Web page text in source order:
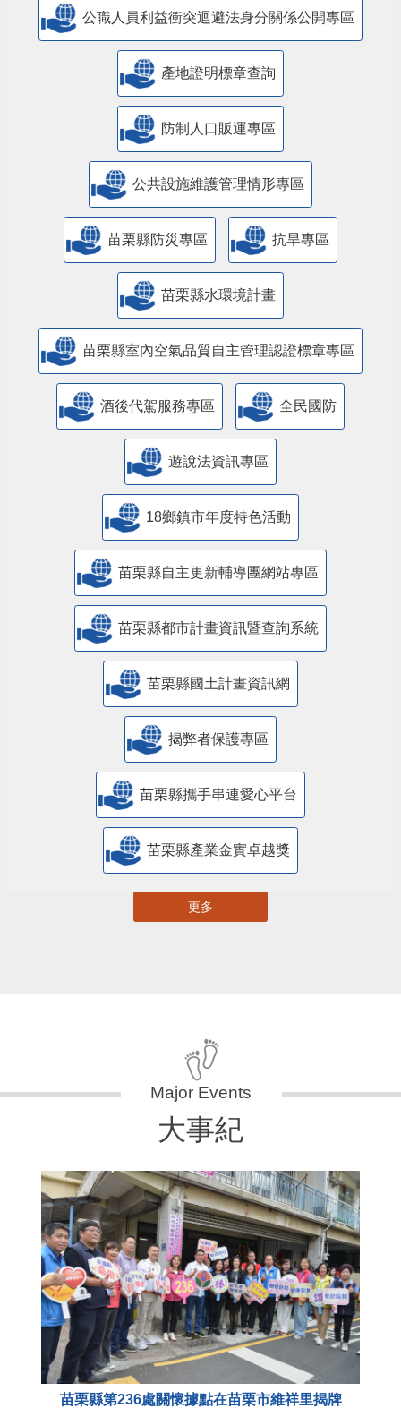
公職人員利益衝突迴避法身分關係公開專區
產地證明標章查詢
防制人口販運專區
​公共設施維護管理情形專區
苗栗縣防災專區 抗旱專區
苗栗縣水環境計畫
苗栗縣室內空氣品質自主管理認證標章專區
酒後代駕服務專區 全民國防
遊說法資訊專區
18鄉鎮市年度特色活動
苗栗縣自主更新輔導團網站專區
苗栗縣都市計畫資訊暨查詢系統
苗栗縣國土計畫資訊網
揭弊者保護專區
苗栗縣攜手串連愛心平台
苗栗縣產業金實卓越獎
更多
大事紀
苗栗縣第236處關懷據點在苗栗市維祥里揭牌